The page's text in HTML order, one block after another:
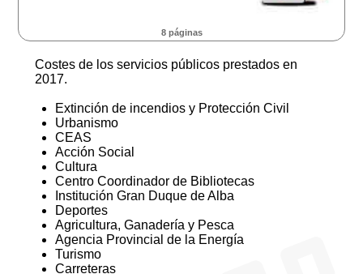
8 páginas
Costes de los servicios públicos prestados en
2017.
Extinción de incendios y Protección Civil
Urbanismo
CEAS
Acción Social
Cultura
Centro Coordinador de Bibliotecas
Institución Gran Duque de Alba
Deportes
Agricultura, Ganadería y Pesca
Agencia Provincial de la Energía
Turismo
Carreteras